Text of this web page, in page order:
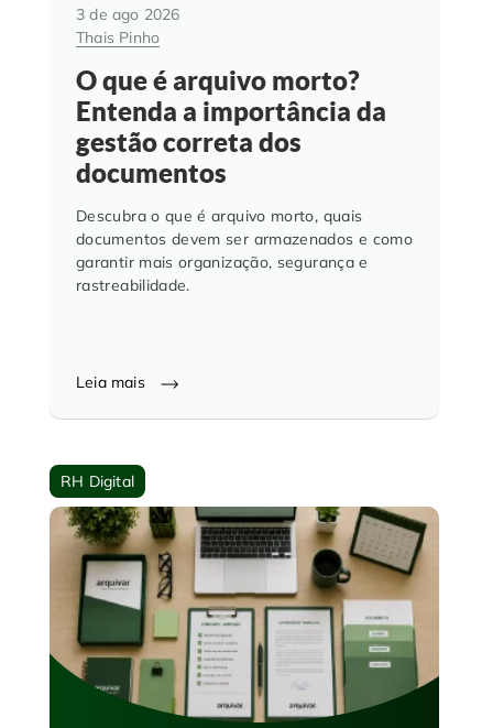
3 de ago 2026
Thais Pinho
O que é arquivo morto?
Entenda a importância da
gestão correta dos
documentos
Descubra o que é arquivo morto, quais
documentos devem ser armazenados e como
garantir mais organização, segurança e
rastreabilidade.
Leia mais
RH Digital